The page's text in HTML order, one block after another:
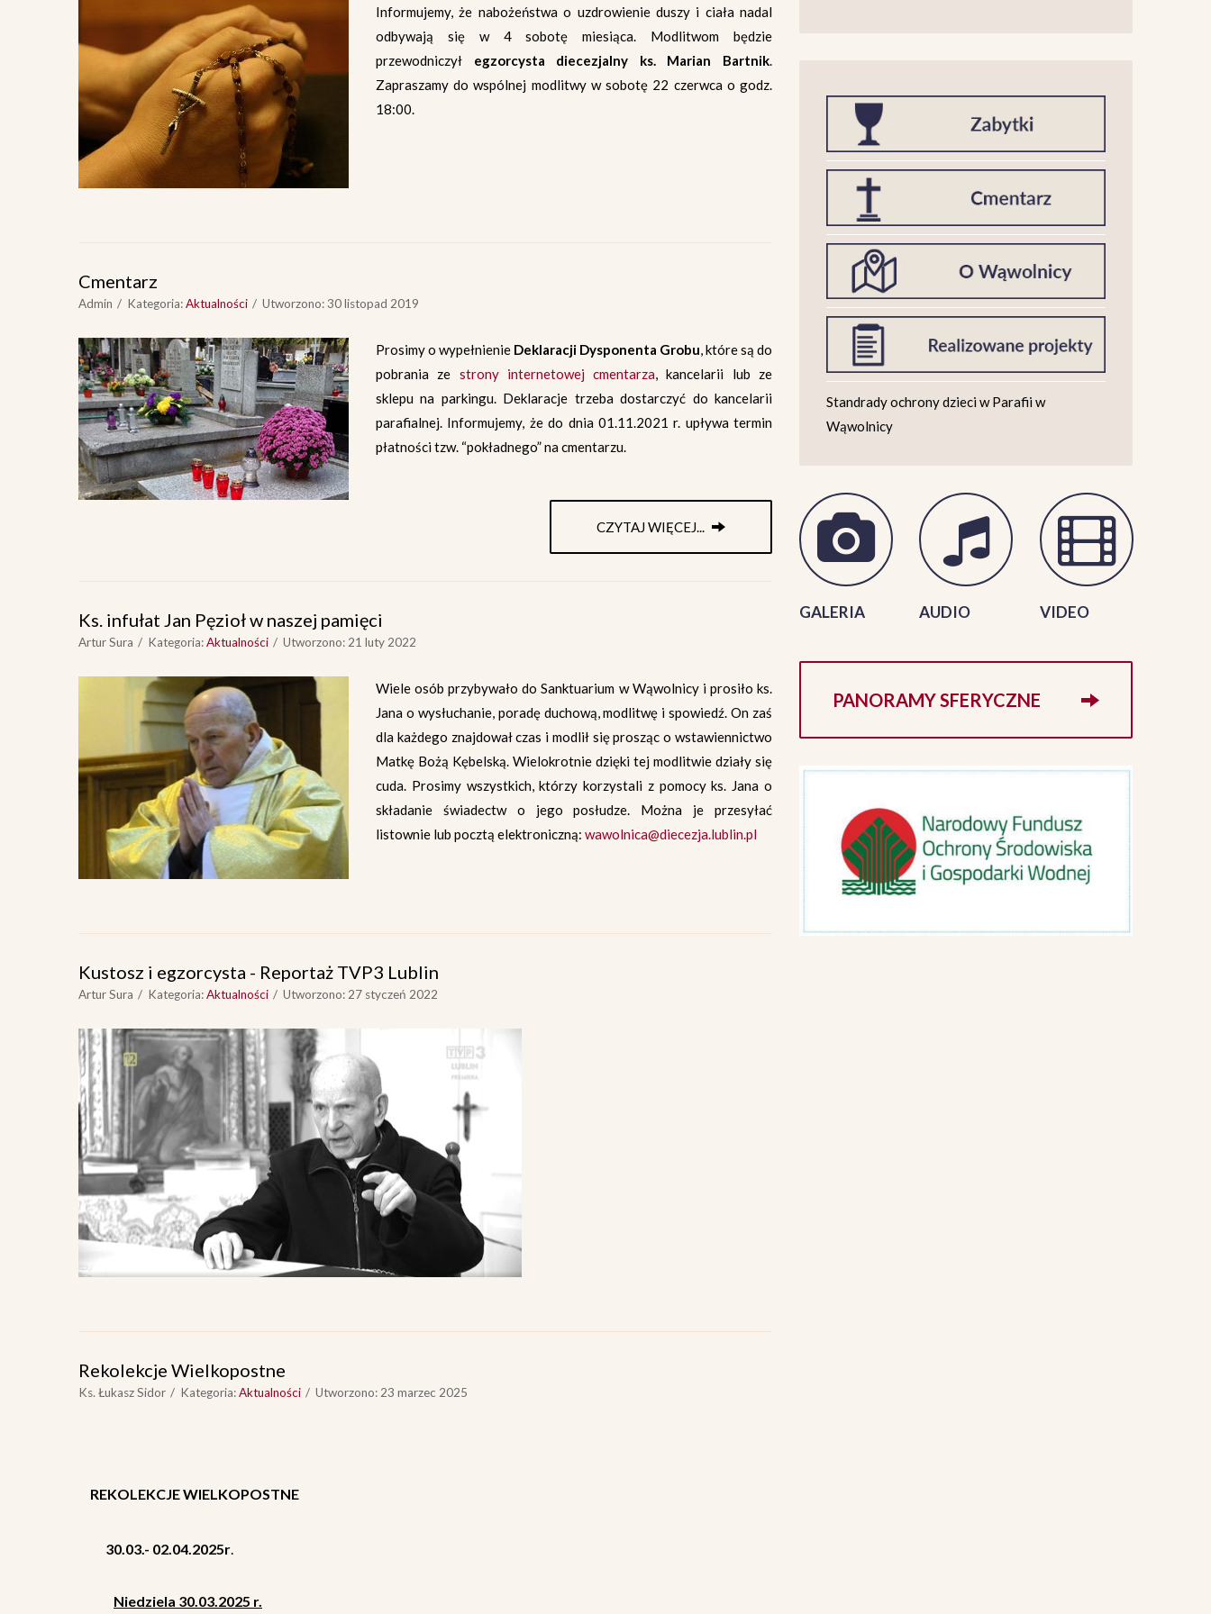
Informujemy, że nabożeństwa o uzdrowienie duszy i ciała nadal
odbywają się w 4 sobotę miesiąca. Modlitwom będzie
przewodniczył egzorcysta diecezjalny ks. Marian Bartnik.
Zapraszamy do wspólnej modlitwy w sobotę 22 czerwca o godz.
18:00.
Cmentarz
Admin Kategoria:Aktualności Utworzono: 30 listopad 2019
Prosimy o wypełnienie Deklaracji Dysponenta Grobu, które są do
pobrania ze strony internetowej cmentarza, kancelarii lub ze
sklepu na parkingu. Deklaracje trzeba dostarczyć do kancelarii
parafialnej. Informujemy, że do dnia 01.11.2021 r. upływa termin
płatności tzw. “pokładnego” na cmentarzu.
CZYTAJ WIĘCEJ...
Ks. infułat Jan Pęzioł w naszej pamięci
Artur Sura Kategoria:Aktualności Utworzono: 21 luty 2022
Wiele osób przybywało do Sanktuarium w Wąwolnicy i prosiło ks.
Jana o wysłuchanie, poradę duchową, modlitwę i spowiedź. On zaś
dla każdego znajdował czas i modlił się prosząc o wstawiennictwo
Matkę Bożą Kębelską. Wielokrotnie dzięki tej modlitwie działy się
cuda. Prosimy wszystkich, którzy korzystali z pomocy ks. Jana o
składanie świadectw o jego posłudze. Można je przesyłać
listownie lub pocztą elektroniczną: wawolnica@diecezja.lublin.pl
Kustosz i egzorcysta - Reportaż TVP3 Lublin
Artur Sura Kategoria:Aktualności Utworzono: 27 styczeń 2022
Rekolekcje Wielkopostne
Ks. Łukasz Sidor Kategoria:Aktualności Utworzono: 23 marzec 2025
REKOLEKCJE WIELKOPOSTNE
30.03.- 02.04.2025r.
Niedziela 30.03.2025 r.
Standrady ochrony dzieci w Parafii w
Wąwolnicy
GALERIA AUDIO VIDEO
PANORAMY SFERYCZNE